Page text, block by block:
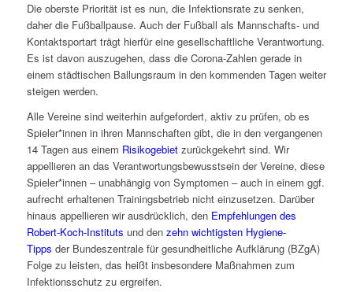
Die oberste Priorität ist es nun, die Infektionsrate zu senken,
daher die Fußballpause. Auch der Fußball als Mannschafts- und
Kontaktsportart trägt hierfür eine gesellschaftliche Verantwortung.
Es ist davon auszugehen, dass die Corona-Zahlen gerade in
einem städtischen Ballungsraum in den kommenden Tagen weiter
steigen werden.
Alle Vereine sind weiterhin aufgefordert, aktiv zu prüfen, ob es
Spieler*innen in ihren Mannschaften gibt, die in den vergangenen
14 Tagen aus einem Risikogebietzurückgekehrt sind. Wir
appellieren an das Verantwortungsbewusstsein der Vereine, diese
Spieler*innen – unabhängig von Symptomen – auch in einem ggf.
aufrecht erhaltenen Trainingsbetrieb nicht einzusetzen. Darüber
hinaus appellieren wir ausdrücklich, den Empfehlungen des
Robert-Koch-Instituts und den zehn wichtigsten Hygiene-
Tipps der Bundeszentrale für gesundheitliche Aufklärung (BZgA)
Folge zu leisten, das heißt insbesondere Maßnahmen zum
Infektionsschutz zu ergreifen.